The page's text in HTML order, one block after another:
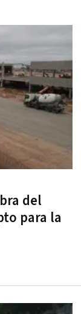
del
para la